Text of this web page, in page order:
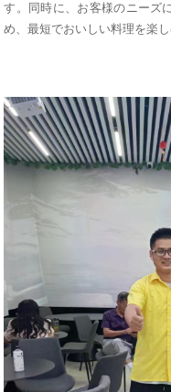
す。同時に、お客様のニーズ
め、最短でおいしい料理を楽し